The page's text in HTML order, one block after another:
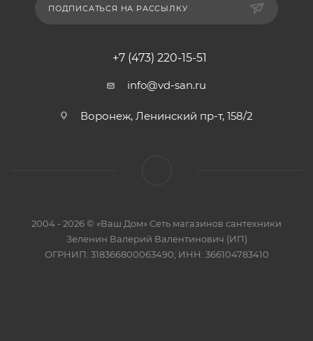
ПОДПИСАТЬСЯ НА РАССЫЛКУ
+7 (473) 220-15-51
info@vd-san.ru
Воронеж, Ленинский пр-т, 158/2
2004 - 2026 © «Ваш Дом» Сеть магазинов сантехники
Зеленин Валерий Валентинович (ИП)
ОГРНИП: 318366800063490; ИНН: 366104783410